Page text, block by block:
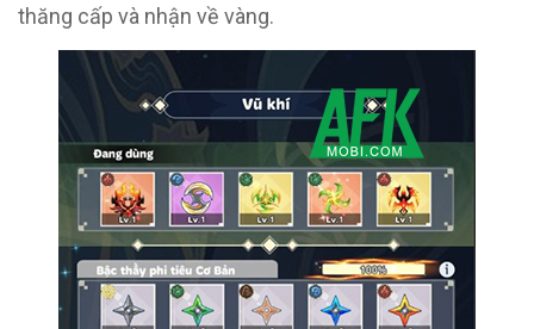
thăng cấp và nhận về vàng.